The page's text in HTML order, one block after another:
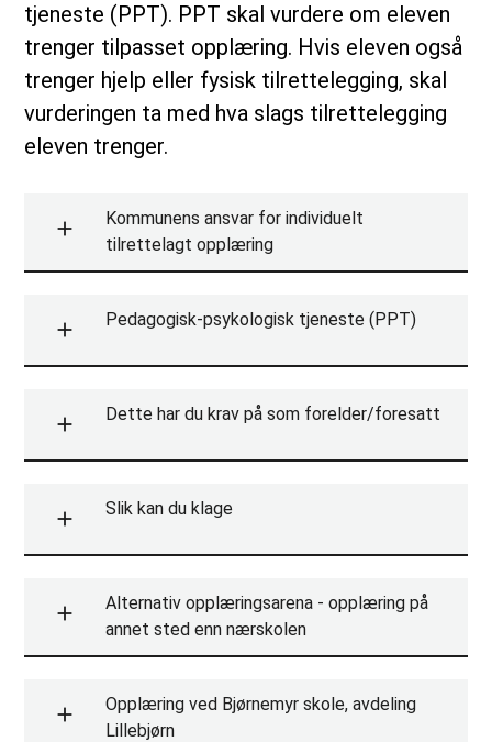
tjeneste (PPT). PPT skal vurdere om eleven
trenger tilpasset opplæring. Hvis eleven også
trenger hjelp eller fysisk tilrettelegging, skal
vurderingen ta med hva slags tilrettelegging
eleven trenger.
Kommunens ansvar for individuelt
tilrettelagt opplæring
Pedagogisk-psykologisk tjeneste (PPT)
Dette har du krav på som forelder/foresatt
Slik kan du klage
Alternativ opplæringsarena - opplæring på
annet sted enn nærskolen
Opplæring ved Bjørnemyr skole, avdeling
Lillebjørn